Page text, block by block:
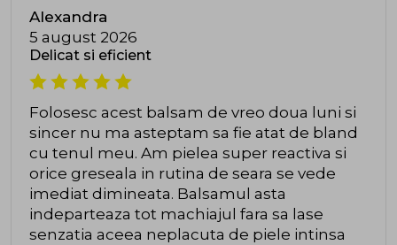
Alexandra
5 august 2026
Delicat si eficient
Folosesc acest balsam de vreo doua luni si
sincer nu ma asteptam sa fie atat de bland
cu tenul meu. Am pielea super reactiva si
orice greseala in rutina de seara se vede
imediat dimineata. Balsamul asta
indeparteaza tot machiajul fara sa lase
senzatia aceea neplacuta de piele intinsa